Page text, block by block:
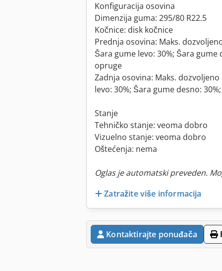
Konfiguracija osovina
Dimenzija guma: 295/80 R22.5
Kočnice: disk kočnice
Prednja osovina: Maks.
Šara gume levo: 30%; Šara
opruge
Zadnja osovina: Maks.
levo: 30%; Šara gume desno:
Stanje
Tehničko stanje: veoma dobro
Vizuelno stanje: veoma dobro
Oštećenja: nema
Oglas je automatski preveden.
Zatražite više informacija
Kontaktirajte ponuđača